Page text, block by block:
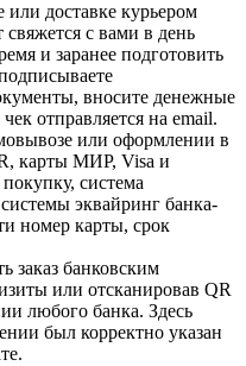
доставке курьером
с вами в день
и заранее подготовить
вносите денежные
отправляется на email.
или оформлении в
карты МИР, Visa и
система
эквайринг банка-
номер карты, срок
заказ банковским
или отсканировав QR
любого банка. Здесь
был корректно указан